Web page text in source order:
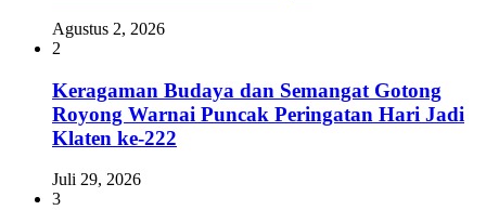
Agustus 2, 2026
2
Keragaman Budaya dan Semangat Gotong
Royong Warnai Puncak Peringatan Hari Jadi
Klaten ke-222
Juli 29, 2026
3